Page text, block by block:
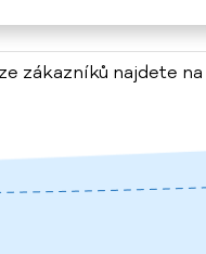
zákazníků najdete na